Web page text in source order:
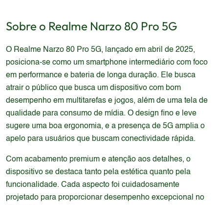
Sobre o Realme Narzo 80 Pro 5G
O Realme Narzo 80 Pro 5G, lançado em abril de 2025,
posiciona-se como um smartphone intermediário com foco
em performance e bateria de longa duração. Ele busca
atrair o público que busca um dispositivo com bom
desempenho em multitarefas e jogos, além de uma tela de
qualidade para consumo de mídia. O design fino e leve
sugere uma boa ergonomia, e a presença de 5G amplia o
apelo para usuários que buscam conectividade rápida.
Com acabamento premium e atenção aos detalhes, o
dispositivo se destaca tanto pela estética quanto pela
funcionalidade. Cada aspecto foi cuidadosamente
projetado para proporcionar desempenho excepcional no